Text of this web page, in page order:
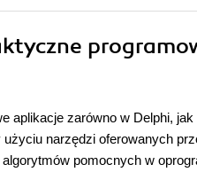
aplikacje zarówno w Delphi,
narzędzi oferowanych
pomocnych w